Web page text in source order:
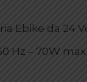
Ebike da 24
Hz – 70W max